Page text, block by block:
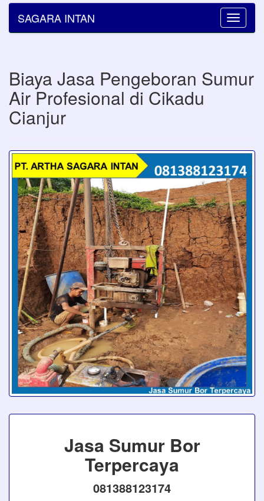
Toggle
SAGARA INTAN
Biaya Jasa Pengeboran Sumur
Air Profesional di Cikadu
Cianjur
Jasa Sumur Bor
Terpercaya
081388123174